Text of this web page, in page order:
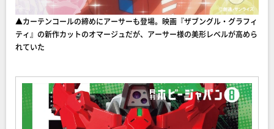
▲カーテンコールの締めにアーサーも登場。映画『ザブングル・グラフィ
ティ』の新作カットのオマージュだが、アーサー様の美形レベルが高めら
れていた